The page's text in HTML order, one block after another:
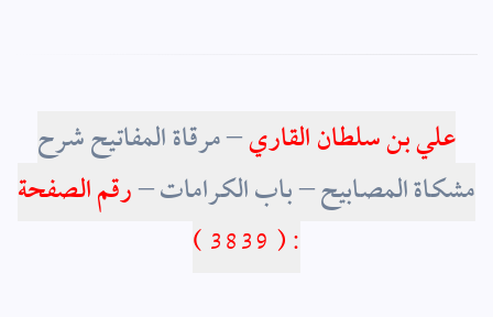
علي بن سلطان القاري– مرقاة المفاتيح شرح
مشكاة المصابيح – باب الكرامات –رقم الصفحة
: (
3839
)